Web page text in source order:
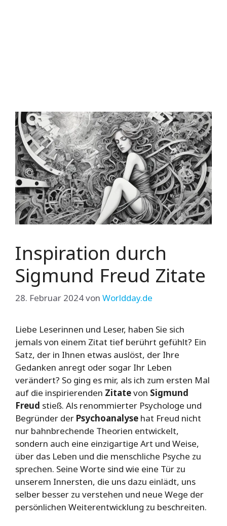
Inspiration durch
Sigmund Freud Zitate
28. Februar 2024von Worldday.de
Liebe Leserinnen und Leser, haben Sie sich
jemals von einem Zitat tief berührt gefühlt? Ein
Satz, der in Ihnen etwas auslöst, der Ihre
Gedanken anregt oder sogar Ihr Leben
verändert? So ging es mir, als ich zum ersten Mal
auf die inspirierenden Zitatevon Sigmund
Freud stieß. Als renommierter Psychologe und
Begründer der Psychoanalyse hat Freud nicht
nur bahnbrechende Theorien entwickelt,
sondern auch eine einzigartige Art und Weise,
über das Leben und die menschliche Psyche zu
sprechen. Seine Worte sind wie eine Tür zu
unserem Innersten, die uns dazu einlädt, uns
selber besser zu verstehen und neue Wege der
persönlichen Weiterentwicklung zu beschreiten.